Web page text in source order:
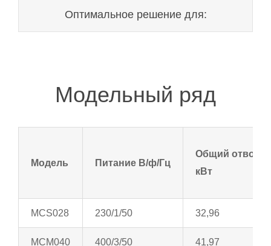
Оптимальное решение для:
Модельный ряд
Модель Питание В/ф/Гц
Общий отвод
кВт
MCS028 230/1/50 32,96
MCM040 400/3/50 41,97